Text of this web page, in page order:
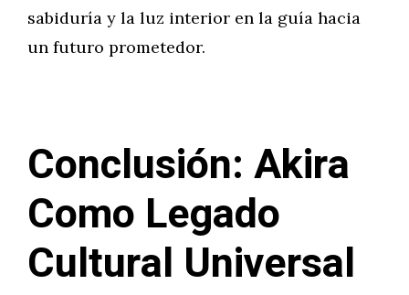
sabiduría y la luz interior en la guía hacia
un futuro prometedor.
Conclusión: Akira
Como Legado
Cultural Universal